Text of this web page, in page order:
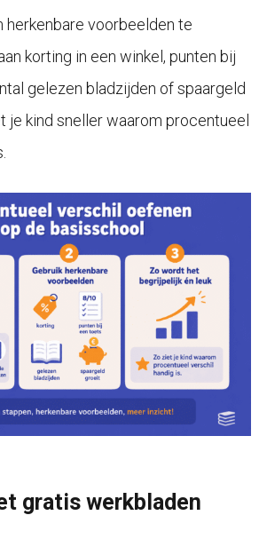
herkenbare voorbeelden te
korting in een winkel, punten bij
gelezen bladzijden of spaargeld
je kind sneller waarom procentueel
gratis werkbladen